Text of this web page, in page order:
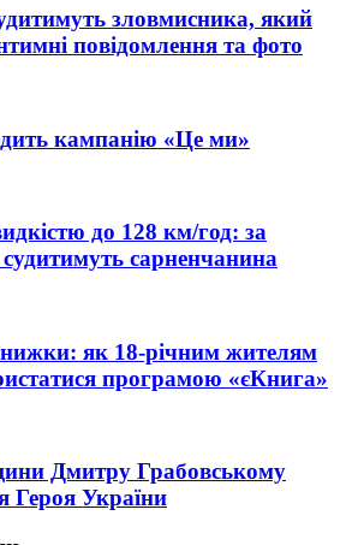
зловмисника, який
повідомлення та фото
кампанію «Це ми»
до 128 км/год: за
сарненчанина
як 18-річним жителям
програмою «єКнига»
Дмитру Грабовському
Героя України